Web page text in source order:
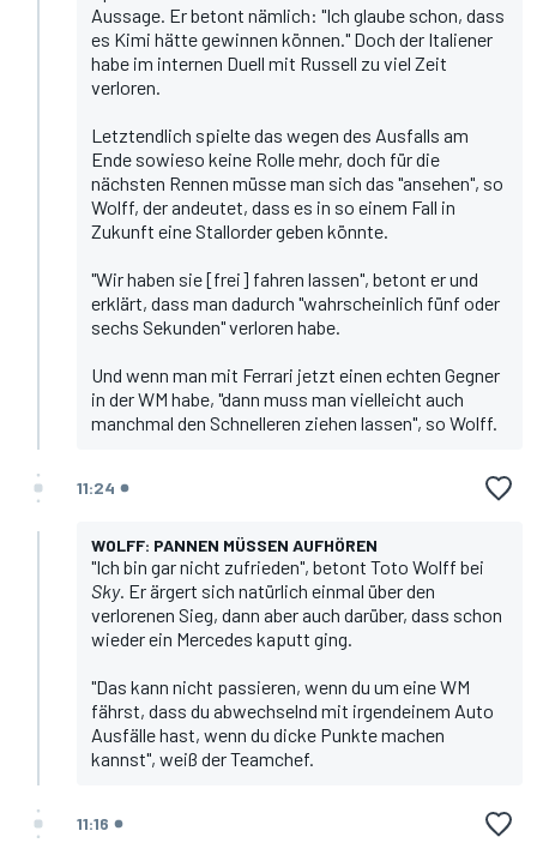
Aussage. Er betont nämlich: "Ich glaube schon, dass
es Kimi hätte gewinnen können." Doch der Italiener
habe im internen Duell mit Russell zu viel Zeit
verloren.
Letztendlich spielte das wegen des Ausfalls am
Ende sowieso keine Rolle mehr, doch für die
nächsten Rennen müsse man sich das "ansehen", so
Wolff, der andeutet, dass es in so einem Fall in
Zukunft eine Stallorder geben könnte.
"Wir haben sie [frei] fahren lassen", betont er und
erklärt, dass man dadurch "wahrscheinlich fünf oder
sechs Sekunden" verloren habe.
Und wenn man mit Ferrari jetzt einen echten Gegner
in der WM habe, "dann muss man vielleicht auch
manchmal den Schnelleren ziehen lassen", so Wolff.
11:24
WOLFF: PANNEN MÜSSEN AUFHÖREN
"Ich bin gar nicht zufrieden", betont Toto Wolff bei
Sky. Er ärgert sich natürlich einmal über den
verlorenen Sieg, dann aber auch darüber, dass schon
wieder ein Mercedes kaputt ging.
"Das kann nicht passieren, wenn du um eine WM
fährst, dass du abwechselnd mit irgendeinem Auto
Ausfälle hast, wenn du dicke Punkte machen
kannst", weiß der Teamchef.
11:16